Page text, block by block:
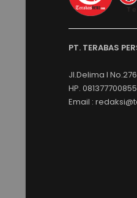
PT. TERABAS
Jl.Delima I
HP.
Email :